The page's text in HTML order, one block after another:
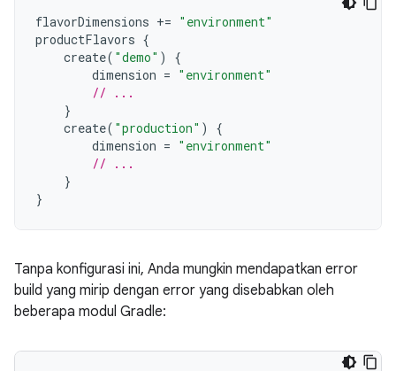
flavorDimensions += "environment"
productFlavors {
create( "demo" )
{
dimension = "environment"
// ...
}
create( "production" )
{
dimension = "environment"
// ...
}
}
Tanpa konfigurasi ini, Anda mungkin mendapatkan error
build yang mirip dengan error yang disebabkan oleh
beberapa modul Gradle: